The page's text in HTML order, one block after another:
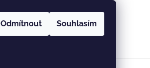
Odmítnout Souhlasím